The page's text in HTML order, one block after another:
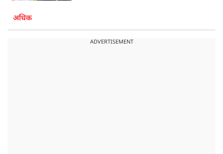
अधिक
ADVERTISEMENT